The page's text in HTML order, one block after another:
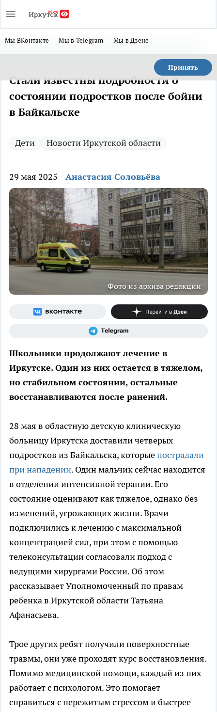
Мы ВКонтакте Мы в Telegram Мы в Дзене
Принять
Стали известны подробности о
состоянии подростков после бойни
в Байкальске
Дети Новости Иркутской области
29 мая 2025 Анастасия Соловьёва
Фото из архива редакции
Школьники продолжают лечение в
Иркутске. Один из них остается в тяжелом,
но стабильном состоянии, остальные
восстанавливаются после ранений.
28 мая в областную детскую клиническую
больницу Иркутска доставили четверых
подростков из Байкальска, которыепострадали
при нападении. Один мальчик сейчас находится
в отделении интенсивной терапии. Его
состояние оценивают как тяжелое, однако без
изменений, угрожающих жизни. Врачи
подключились к лечению с максимальной
концентрацией сил, при этом с помощью
телеконсультации согласовали подход с
ведущими хирургами России. Об этом
рассказывает Уполномоченный по правам
ребенка в Иркутской области Татьяна
Афанасьева.
Трое других ребят получили поверхностные
травмы, они уже проходят курс восстановления.
Помимо медицинской помощи, каждый из них
работает с психологом. Это помогает
справиться с пережитым стрессом и быстрее